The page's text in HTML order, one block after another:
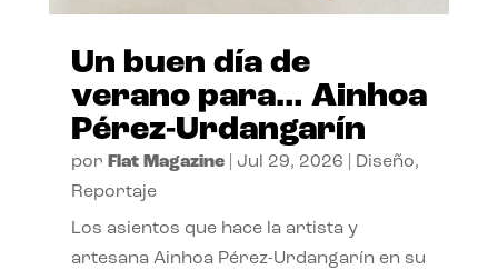
Un buen día de
verano para… Ainhoa
Pérez-Urdangarín
por Flat Magazine| Jul 29, 2026 Diseño,
Reportaje
Los asientos que hace la artista y
artesana Ainhoa Pérez-Urdangarín en su